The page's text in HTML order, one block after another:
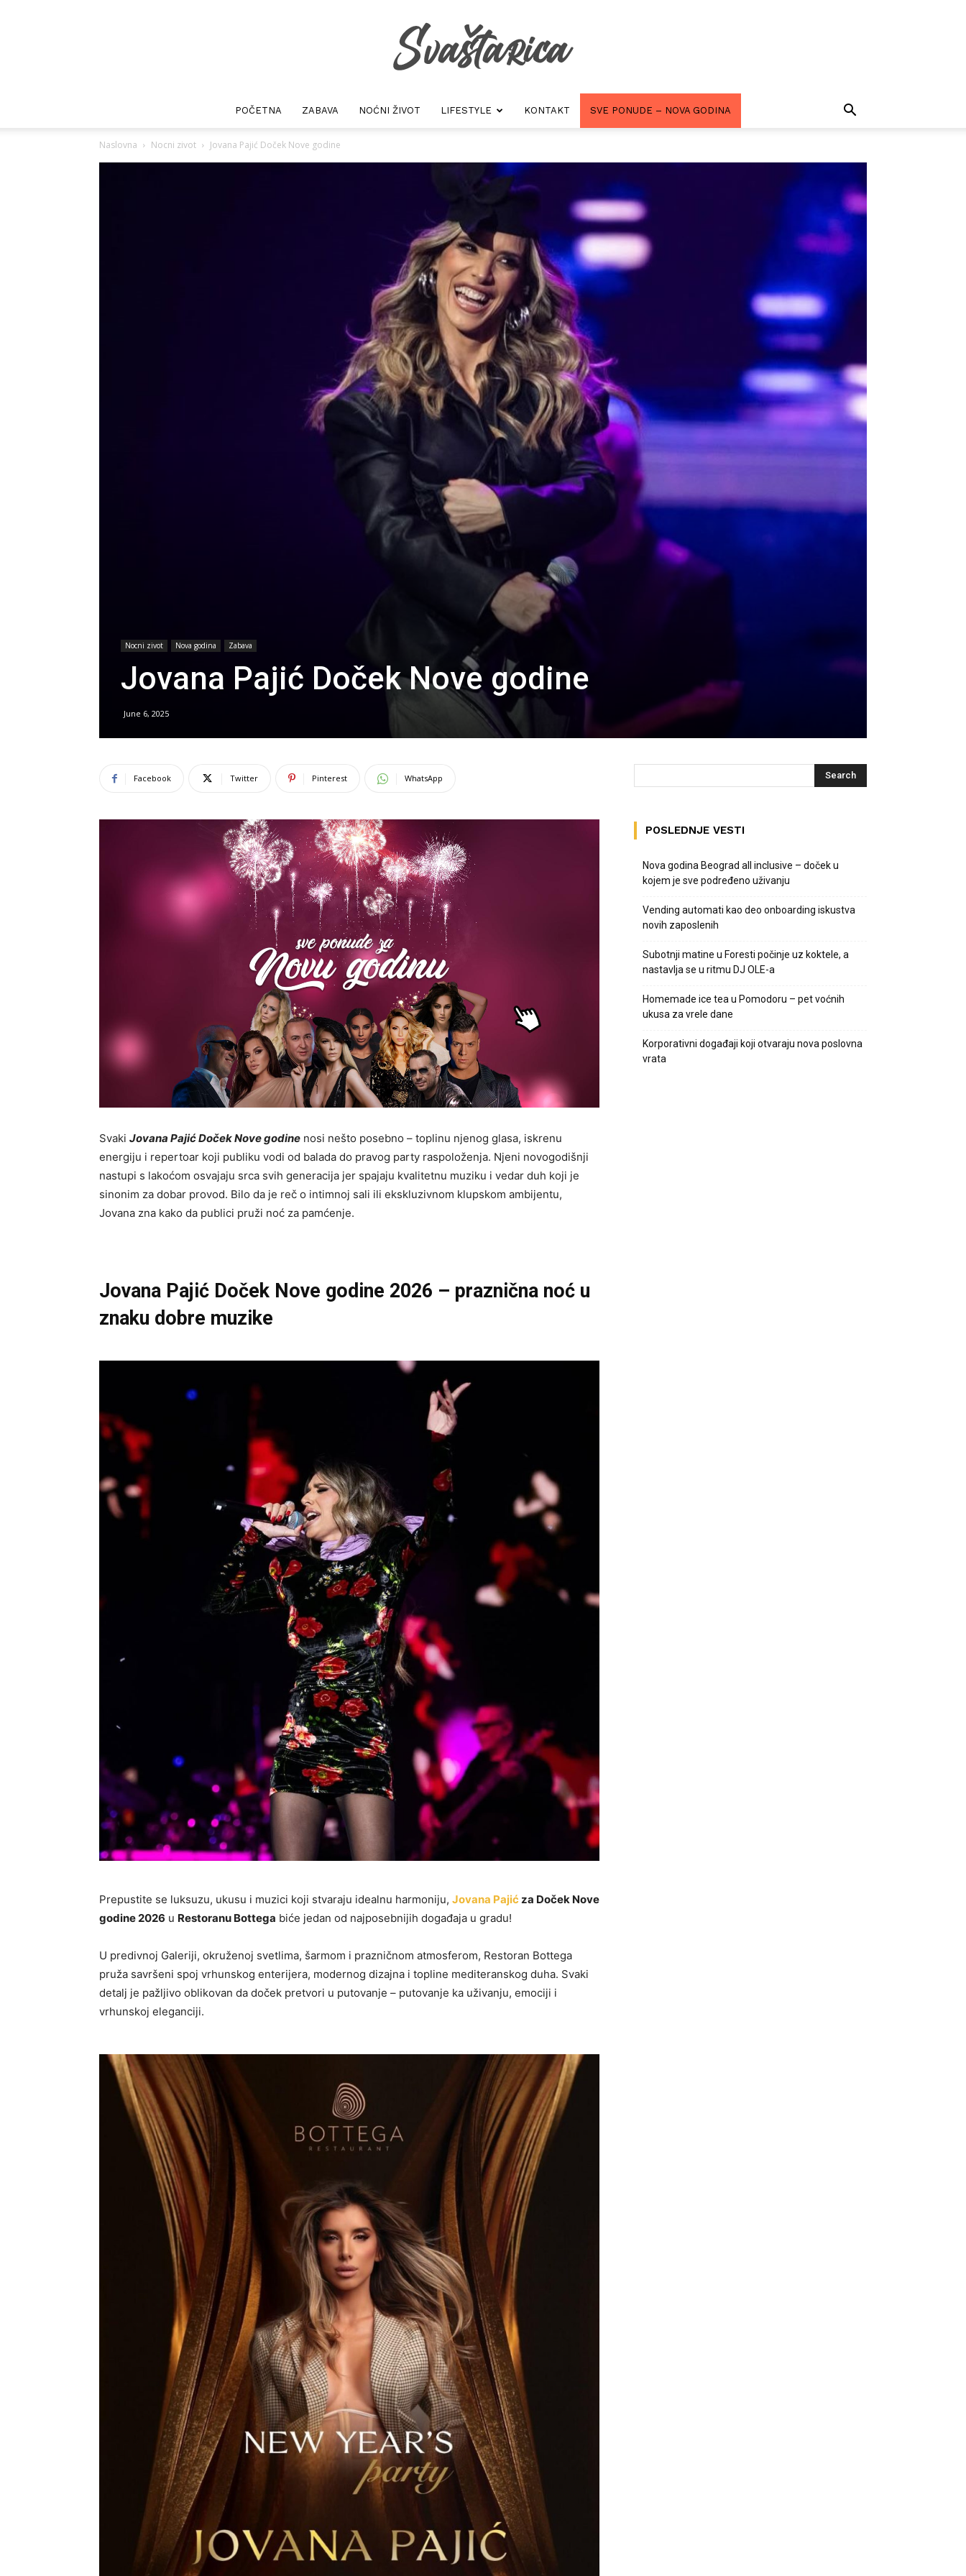
POČETNA ZABAVA NOĆNI ŽIVOT LIFESTYLE KONTAKT SVE PONUDE – NOVA GODINA
Naslovna Nocni zivot Jovana Pajić Doček Nove godine
Nocni zivot Nova godina Zabava
Jovana Pajić Doček Nove godine
June 6, 2025
Facebook Twitter Pinterest WhatsApp
Svaki Jovana Pajić Doček Nove godine nosi nešto posebno – toplinu njenog glasa, iskrenu
energiju i repertoar koji publiku vodi od balada do pravog party raspoloženja. Njeni novogodišnji
nastupi s lakoćom osvajaju srca svih generacija jer spajaju kvalitetnu muziku i vedar duh koji je
sinonim za dobar provod. Bilo da je reč o intimnoj sali ili ekskluzivnom klupskom ambijentu,
Jovana zna kako da publici pruži noć za pamćenje.
Jovana Pajić Doček Nove godine 2026 – praznična noć u
znaku dobre muzike
Prepustite se luksuzu, ukusu i muzici koji stvaraju idealnu harmoniju, Jovana Pajić za Doček Nove
godine 2026 u Restoranu Bottega biće jedan od najposebnijih događaja u gradu!
U predivnoj Galeriji, okruženoj svetlima, šarmom i prazničnom atmosferom, Restoran Bottega
pruža savršeni spoj vrhunskog enterijera, modernog dizajna i topline mediteranskog duha. Svaki
detalj je pažljivo oblikovan da doček pretvori u putovanje – putovanje ka uživanju, emociji i
vrhunskoj eleganciji.
POSLEDNJE VESTI
Nova godina Beograd all inclusive – doček u
kojem je sve podređeno uživanju
Vending automati kao deo onboarding iskustva
novih zaposlenih
Subotnji matine u Foresti počinje uz koktele, a
nastavlja se u ritmu DJ OLE-a
Homemade ice tea u Pomodoru – pet voćnih
ukusa za vrele dane
Korporativni događaji koji otvaraju nova poslovna
vrata